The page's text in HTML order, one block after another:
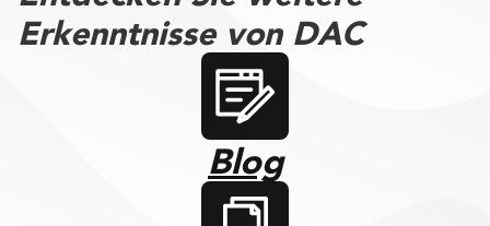
Erkenntnisse von DAC
Blog